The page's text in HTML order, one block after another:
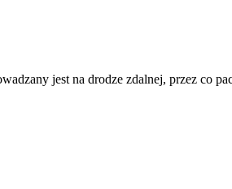
jest na drodze zdalnej, przez co